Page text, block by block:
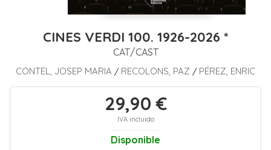
CINES VERDI 100. 1926-2026 *
CAT/CAST
CONTEL, JOSEP MARIA / RECOLONS, PAZ / PÉREZ, ENRIC
29,90 €
IVA incluido
Disponible